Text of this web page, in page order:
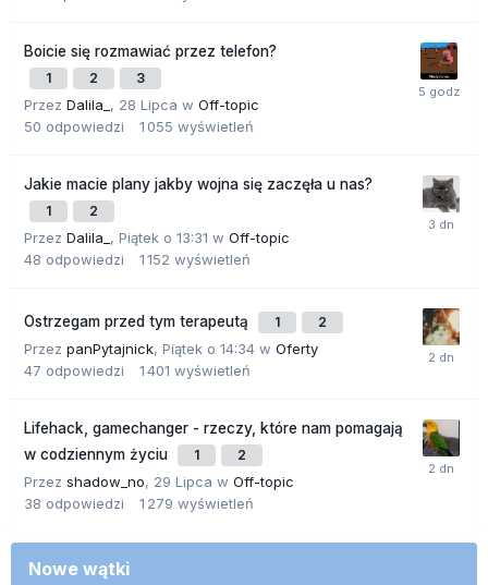
Boicie się rozmawiać przez telefon?
1 2 3
Przez Dalila_ , 28 Lipca w Off-topic
50 odpowiedzi 1 055 wyświetleń
Jakie macie plany jakby wojna się zaczęła u nas?
1 2
Przez Dalila_ , Piątek o 13:31 w Off-topic
48 odpowiedzi 1 152 wyświetleń
Ostrzegam przed tym terapeutą 1 2
Przez panPytajnick, Piątek o 14:34 w Oferty
47 odpowiedzi 1 401 wyświetleń
Lifehack, gamechanger - rzeczy, które nam pomagają
w codziennym życiu
1 2
Przez shadow_no, 29 Lipca w Off-topic
38 odpowiedzi 1 279 wyświetleń
Nowe wątki